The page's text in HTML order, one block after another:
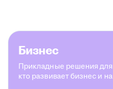
Бизнес
Прикладные решения для
кто развивает бизнес и